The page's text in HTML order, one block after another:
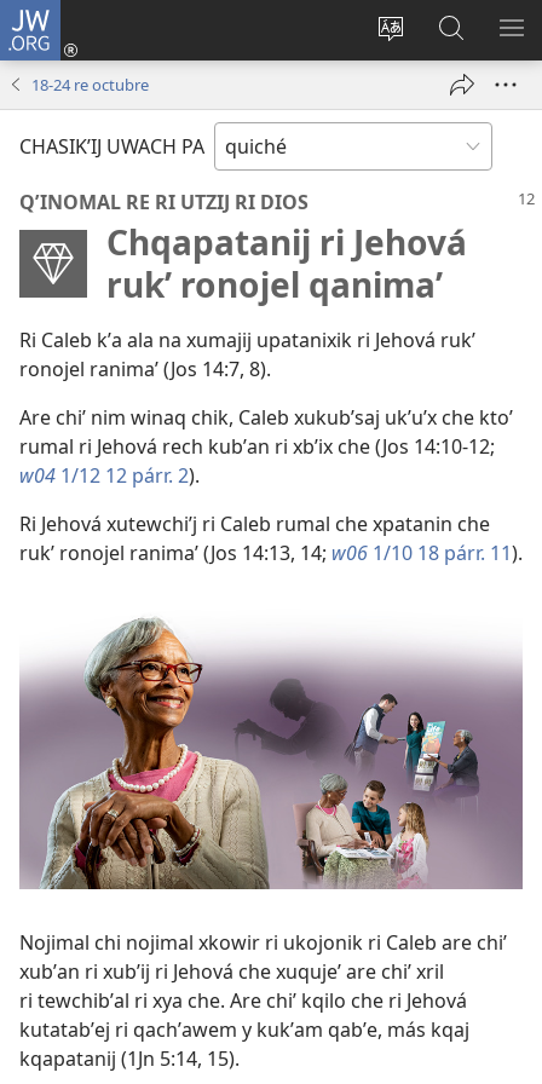
JW.ORG
Kakʼex
chʼabʼal
rech
Umajixik
sesión
window)
Chawilaʼ
JW.ORG
RI
18-24 re octubre
CHASIKʼIJ UWACH PA
QʼINOMAL RE RI UTZIJ RI DIOS
Chqapatanij ri Jehová
rukʼ ronojel qanimaʼ
Ri Caleb kʼa ala na xumajij upatanixik ri Jehová rukʼ
ronojel ranimaʼ (Jos 14:7, 8).
Are chiʼ nim winaq chik, Caleb xukubʼsaj ukʼuʼx che ktoʼ
rumal ri Jehová rech kubʼan ri xbʼix che (Jos 14:10-12;
w04 1/12 12 párr. 2).
Ri Jehová xutewchiʼj ri Caleb rumal che xpatanin che
rukʼ ronojel ranimaʼ (Jos 14:13, 14; w06 1/10 18 párr. 11).
Nojimal chi nojimal xkowir ri ukojonik ri Caleb are chiʼ
xubʼan ri xubʼij ri Jehová che xuqujeʼ are chiʼ xril
ri tewchibʼal ri xya che. Are chiʼ kqilo che ri Jehová
kutatabʼej ri qachʼawem y kukʼam qabʼe, más kqaj
kqapatanij (1Jn 5:14, 15).